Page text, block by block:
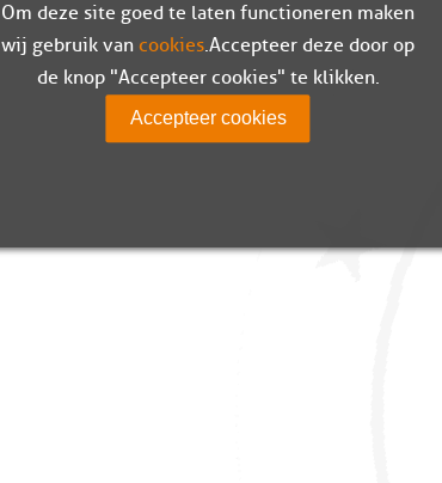
Om deze site goed te laten functioneren maken
wij gebruik van cookies. Accepteer deze door op
de knop "Accepteer cookies" te klikken.
Accepteer cookies